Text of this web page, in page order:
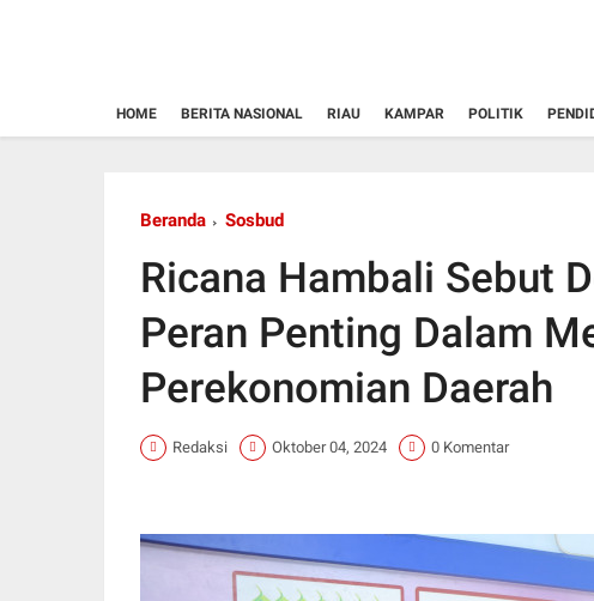
HOME BERITA NASIONAL RIAU KAMPAR POLITIK
Beranda Sosbud
Ricana Hambali Sebut
Peran Penting Dalam
Perekonomian Daerah
Redaksi Oktober 04, 2024 0 Komentar